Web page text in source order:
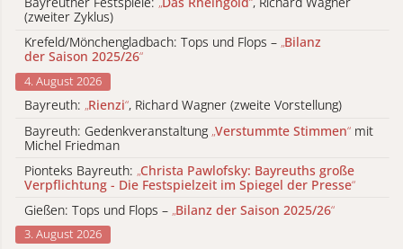
(zweiter Zyklus)
Krefeld/Mönchengladbach: Tops und Flops – „Bilanz
der Saison 2025/26“
4. August 2026
Bayreuth: „Rienzi“, Richard Wagner (zweite Vorstellung)
Bayreuth: Gedenkveranstaltung „Verstummte Stimmen“ mit
Michel Friedman
Pionteks Bayreuth: „Christa Pawlofsky: Bayreuths große
Verpflichtung - Die Festspielzeit im Spiegel der Presse“
Gießen: Tops und Flops – „Bilanz der Saison 2025/26“
3. August 2026